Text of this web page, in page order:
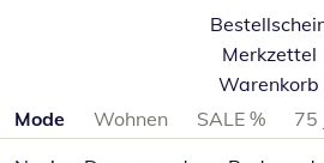
Merkzettel
Warenkorb
Produktkategorien überspringen
Mode Wohnen SALE %
75